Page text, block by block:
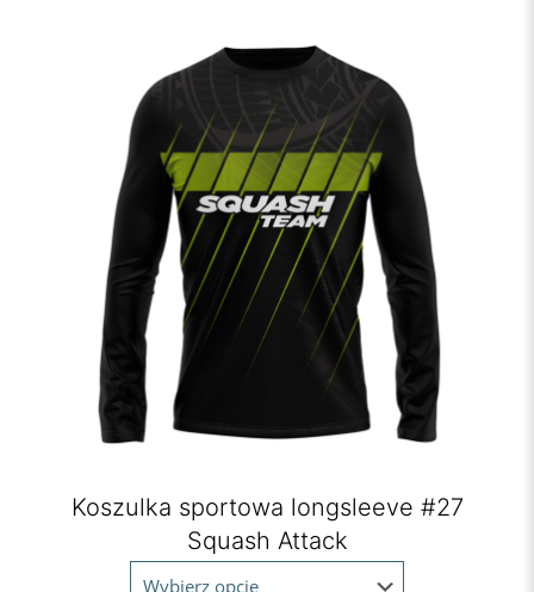
Koszulka sportowa longsleeve #27
Squash Attack